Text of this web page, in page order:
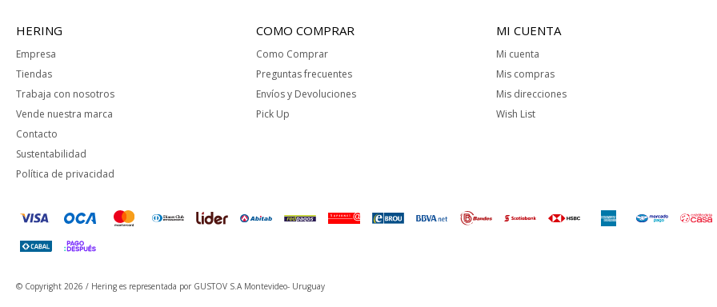
HERING
Empresa
Tiendas
Trabaja con nosotros
Vende nuestra marca
Contacto
Sustentabilidad
Política de privacidad
COMO COMPRAR
Como Comprar
Preguntas frecuentes
Envíos y Devoluciones
Pick Up
MI CUENTA
Mi cuenta
Mis compras
Mis direcciones
Wish List
© Copyright 2026 / Hering es representada por GUSTOV S.A Montevideo- Uruguay